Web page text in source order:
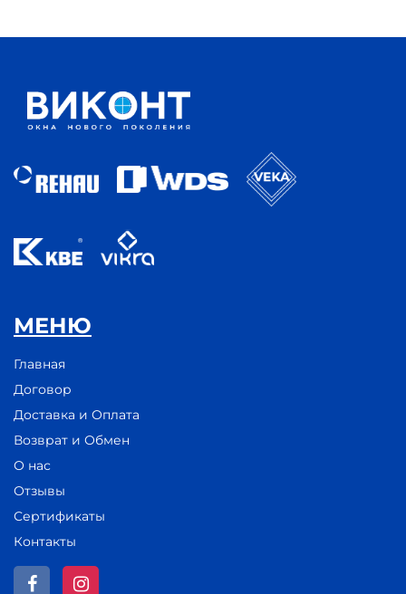
МЕНЮ
Главная
Договор
Доставка и Оплата
Возврат и Обмен
О нас
Отзывы
Сертификаты
Контакты